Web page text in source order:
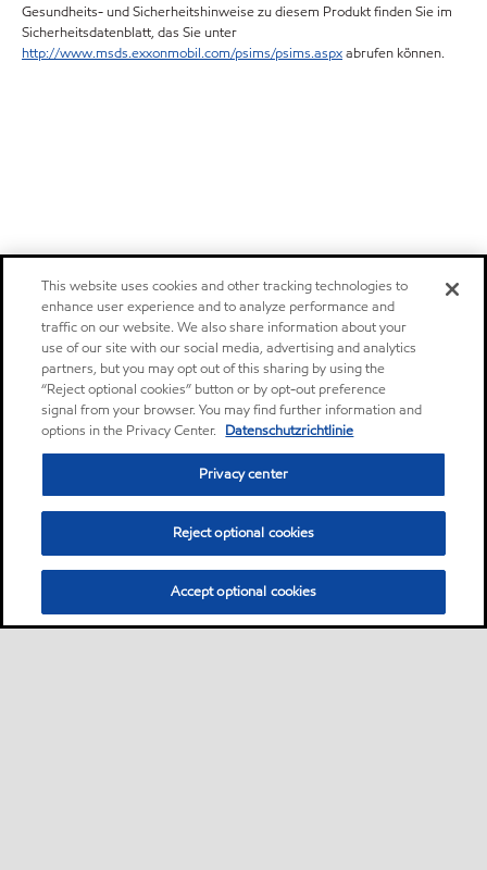
Gesundheits- und Sicherheitshinweise zu diesem Produkt finden Sie im
Sicherheitsdatenblatt, das Sie unter
http://www.msds.exxonmobil.com/psims/psims.aspxabrufen können.
This website uses cookies and other tracking technologies to
enhance user experience and to analyze performance and
traffic on our website. We also share information about your
use of our site with our social media, advertising and analytics
partners, but you may opt out of this sharing by using the
“Reject optional cookies” button or by opt-out preference
signal from your browser. You may find further information and
options in the Privacy Center. Datenschutzrichtlinie
Privacy center
Reject optional cookies
Accept optional cookies